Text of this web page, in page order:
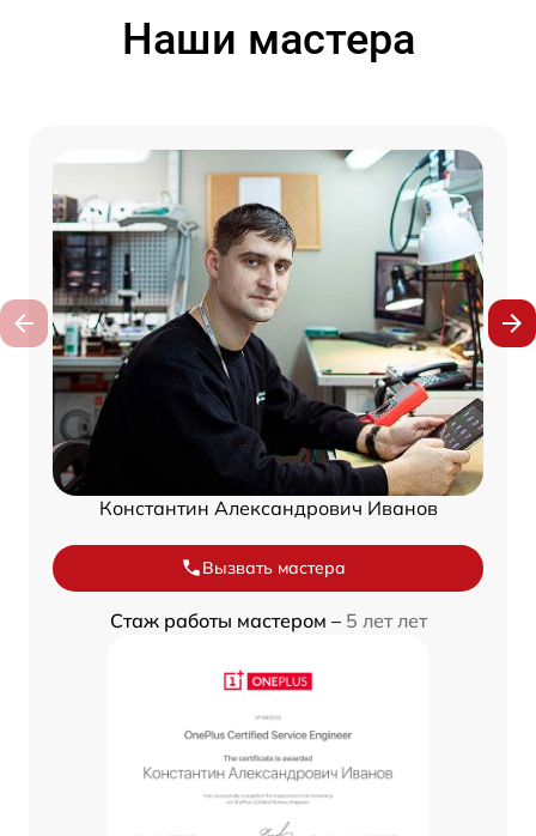
Наши мастера
Константин Александрович Иванов
Вызвать мастера
Стаж работы мастером – 5 лет лет